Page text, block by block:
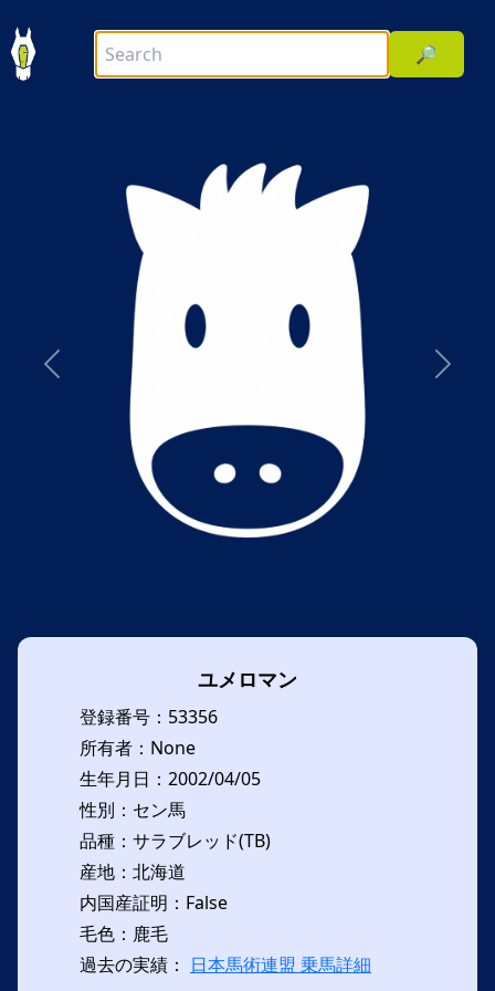
🔎
前へ 次へ
ユメロマン
登録番号：53356
所有者：None
生年月日：2002/04/05
性別：セン馬
品種：サラブレッド(TB)
産地：北海道
内国産証明：False
毛色：鹿毛
過去の実績： 日本馬術連盟 乗馬詳細